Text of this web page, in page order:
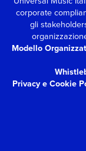
corporate
gli
Modello
Privacy e Cookie